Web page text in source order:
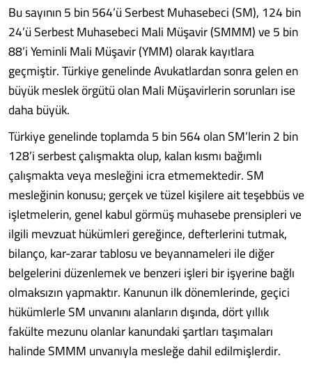
Bu sayının 5 bin 564’ü Serbest Muhasebeci (SM), 124 bin
24’ü Serbest Muhasebeci Mali Müşa­vir (SMMM) ve 5 bin
88’i Yemin­li Mali Müşavir (YMM) olarak ka­yıtlara
geçmiştir. Türkiye gene­linde Avukatlardan sonra gelen en
büyük meslek örgütü olan Ma­li Müşavirlerin sorunları ise
daha büyük.
Türkiye genelinde toplam­da 5 bin 564 olan SM’lerin 2 bin
128’i serbest çalışmakta olup, ka­lan kısmı bağımlı
çalışmakta ve­ya mesleğini icra etmemekte­dir. SM
mesleğinin konusu; ger­çek ve tüzel kişilere ait teşebbüs ve
işletmelerin, genel kabul gör­müş muhasebe prensipleri ve
il­gili mevzuat hükümleri gereğin­ce, defterlerini tutmak,
bilanço, kar-zarar tablosu ve beyanname­leri ile diğer
belgelerini düzenle­mek ve benzeri işleri bir işyerine bağlı
olmaksızın yapmaktır. Ka­nunun ilk dönemlerinde, geçici
hükümlerle SM unvanını alanla­rın dışında, dört yıllık
fakülte me­zunu olanlar kanundaki şartları taşımaları
halinde SMMM unva­nıyla mesleğe dahil edilmişlerdir.